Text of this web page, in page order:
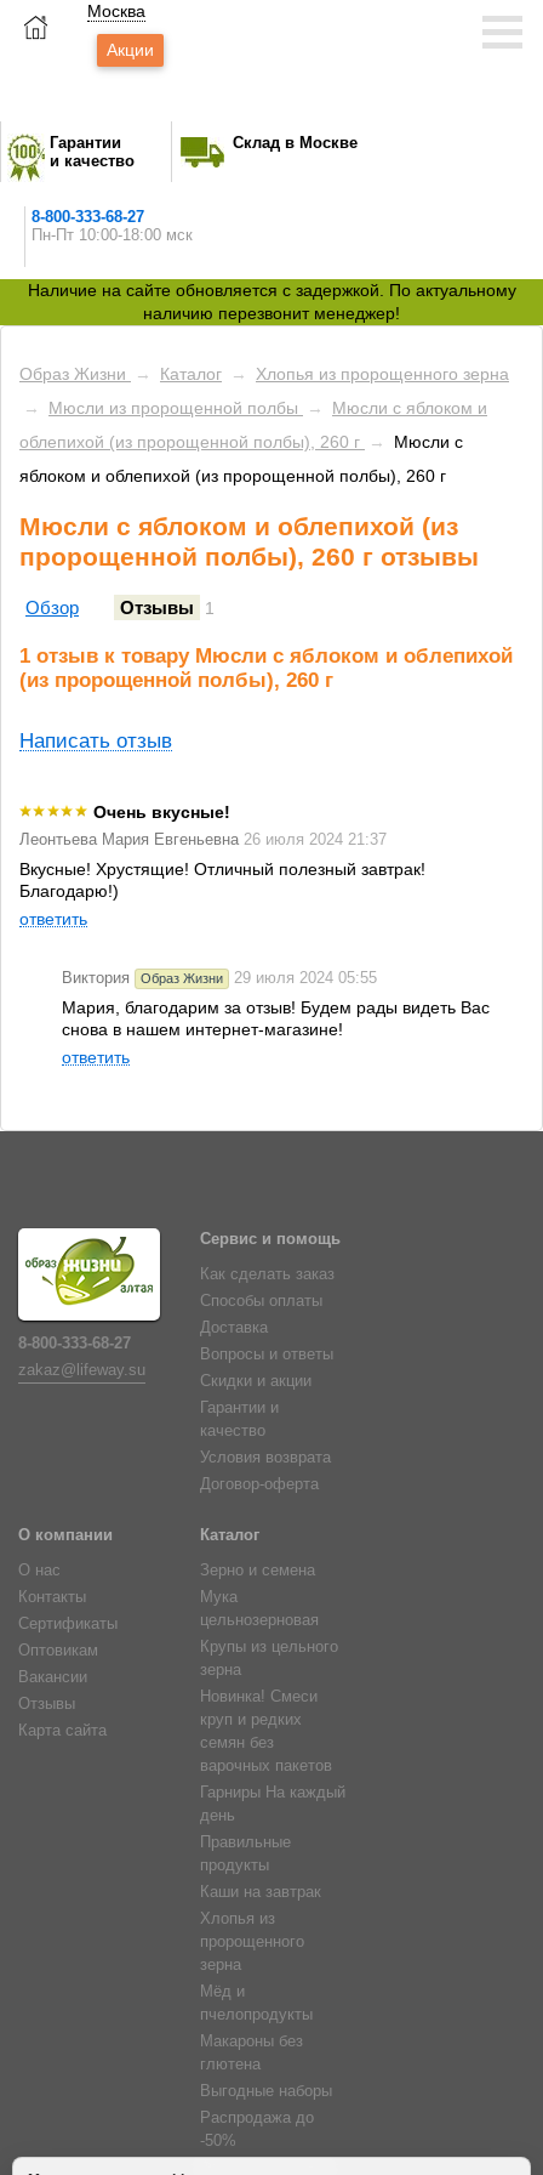
Москва
Акции
Гарантии
и качество
Склад в Москве
8-800-333-68-27
Пн-Пт 10:00-18:00 мск
Наличие на сайте обновляется с задержкой. По актуальному
наличию перезвонит менеджер!
Образ Жизни → Каталог →
Хлопья из пророщенного зерна
→
Мюсли из пророщенной полбы →
Мюсли с яблоком и
облепихой (из пророщенной полбы), 260 г
→
Мюсли с
яблоком и облепихой (из пророщенной полбы), 260 г
Мюсли с яблоком и облепихой (из
пророщенной полбы), 260 г отзывы
Обзор Отзывы 1
1 отзыв к товару Мюсли с яблоком и облепихой
(из пророщенной полбы), 260 г
Написать отзыв
Очень вкусные!
Леонтьева Мария Евгеньевна 26 июля 2024 21:37
Вкусные! Хрустящие! Отличный полезный завтрак!
Благодарю!)
ответить
Виктория Образ Жизни 29 июля 2024 05:55
Мария, благодарим за отзыв! Будем рады видеть Вас
снова в нашем интернет-магазине!
ответить
8-800-333-68-27
zakaz@lifeway.su
Сервис и помощь
Как сделать заказ
Способы оплаты
Доставка
Вопросы и ответы
Скидки и акции
Гарантии и
качество
Условия возврата
Договор-оферта
О компании
О нас
Контакты
Сертификаты
Оптовикам
Вакансии
Отзывы
Карта сайта
Каталог
Зерно и семена
Мука
цельнозерновая
Крупы из цельного
зерна
Новинка! Смеси
круп и редких
семян без
варочных пакетов
Гарниры На каждый
день
Правильные
продукты
Каши на завтрак
Хлопья из
пророщенного
зерна
Мёд и
пчелопродукты
Макароны без
глютена
Выгодные наборы
Распродажа до
-50%